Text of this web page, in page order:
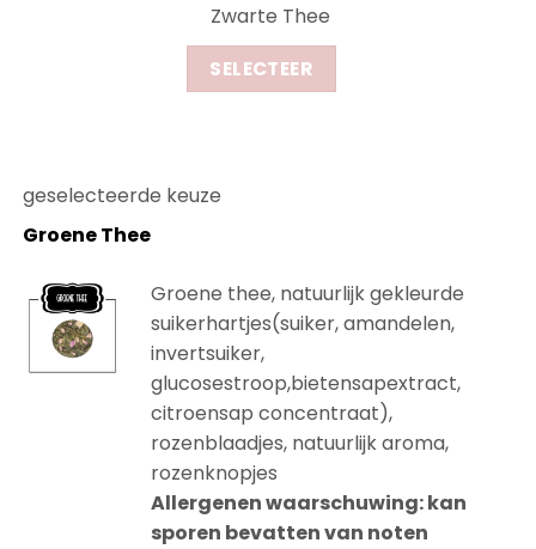
Zwarte Thee
SELECTEER
geselecteerde keuze
Groene Thee
Groene thee, natuurlijk gekleurde
suikerhartjes(suiker, amandelen,
invertsuiker,
glucosestroop,bietensapextract,
citroensap concentraat),
rozenblaadjes, natuurlijk aroma,
rozenknopjes
Allergenen waarschuwing: kan
sporen bevatten van noten